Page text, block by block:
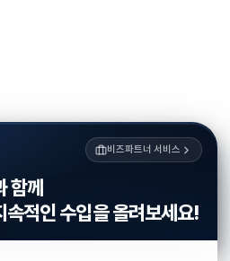
비즈파트너 서비스
함께
속적인 수입을 올려보세요!